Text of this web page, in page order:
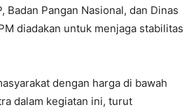
Badan Pangan Nasional, dan Dinas
diadakan untuk menjaga stabilitas
dengan harga di bawah
dalam kegiatan ini, turut